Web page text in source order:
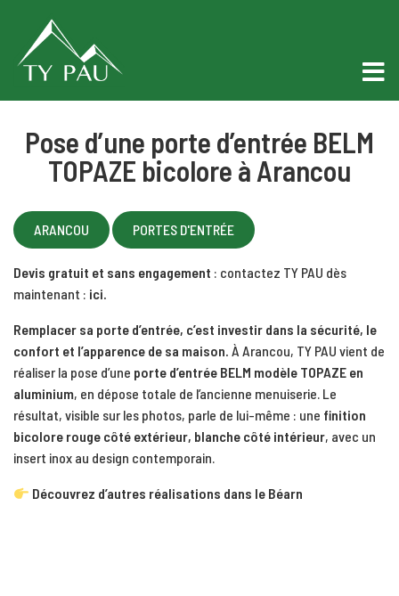
Pose d’une porte d’entrée BELM
TOPAZE bicolore à Arancou
ARANCOU PORTES D'ENTRÉE
Devis gratuit et sans engagement : contactez TY PAU dès
maintenant : ici.
Remplacer sa porte d’entrée, c’est investir dans la sécurité, le
confort et l’apparence de sa maison. À Arancou, TY PAU vient de
réaliser la pose d’une porte d’entrée BELM modèle TOPAZE en
aluminium, en dépose totale de l’ancienne menuiserie. Le
résultat, visible sur les photos, parle de lui-même : une finition
bicolore rouge côté extérieur, blanche côté intérieur, avec un
insert inox au design contemporain.
Découvrez d’autres réalisations dans le Béarn